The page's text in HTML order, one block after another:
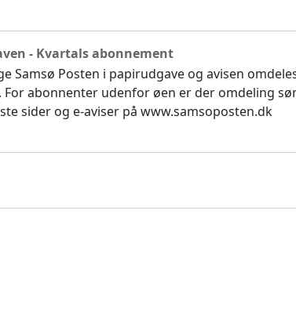
- Kvartals abonnement
Samsø Posten i papirudgave og avisen
For abonnenter udenfor øen er der omdeling
sider og e-aviser på www.samsoposten.dk